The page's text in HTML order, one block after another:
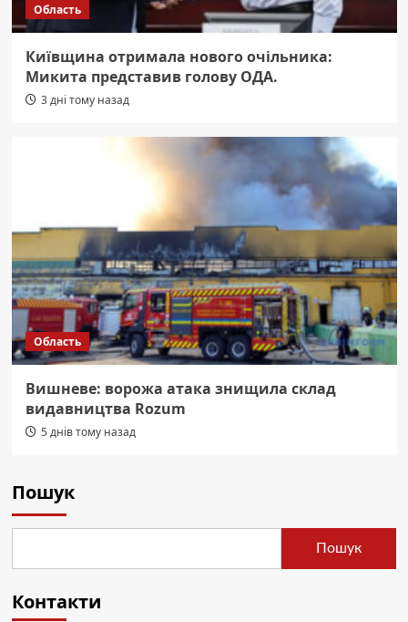
Область
Київщина отримала нового очільника:
Микита представив голову ОДА.
3 дні тому назад
Область
Вишневе: ворожа атака знищила склад
видавництва Rozum
5 днів тому назад
Пошук
Пошук
Контакти